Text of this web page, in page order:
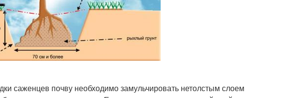
саженцев почву необходимо замульчировать нетолстым слоем